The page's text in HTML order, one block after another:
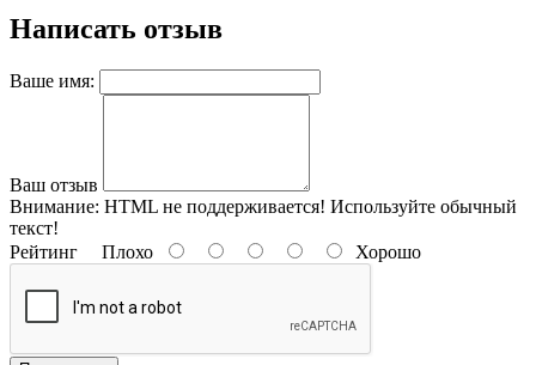
Написать отзыв
Ваше имя:
Ваш отзыв
Внимание: HTML не поддерживается! Используйте обычный
текст!
Рейтинг Плохо Хорошо